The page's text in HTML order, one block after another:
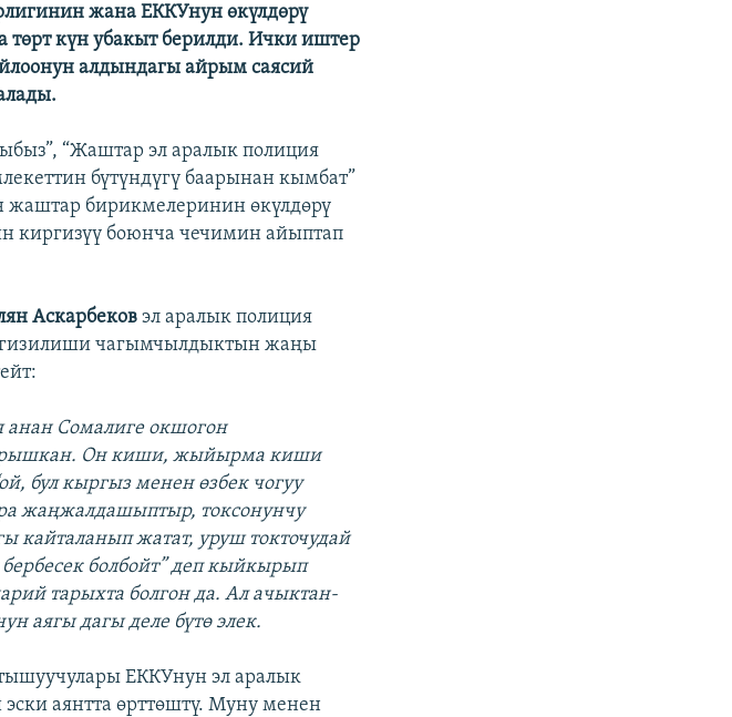
жана ЕККУнун өкүлдөрү
төрт күн убакыт берилди. Ички иштер
алдындагы айрым саясий
“Жаштар эл аралык полиция
бүтүндүгү баарынан кымбат”
жаштар бирикмелеринин өкүлдөрү
киргизүү боюнча чечимин айыптап
Аскарбековэл аралык полиция
чагымчылдыктын жаңы
анан Сомалиге окшогон
Он киши, жыйырма киши
бул кыргыз менен өзбек чогуу
жаңжалдашыптыр, токсонунчу
жатат, уруш токточудай
болбойт” деп кыйкырып
тарыхта болгон да. Ал ачыктан-
аягы дагы деле бүтө элек.
ЕККУнун эл аралык
аянтта өрттөштү. Муну менен